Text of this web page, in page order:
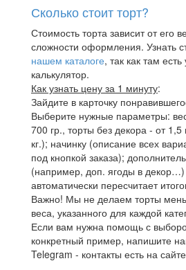
Сколько стоит торт?
Стоимость торта зависит от его
сложности оформления. Узнать
нашем каталоге, так как там
калькулятор.
Как узнать цену за 1 минуту:
Зайдите в карточку
Выберите нужные параметры:
700 гр., торты без декора - от 1,5
кг.); начинку (описание всех
под кнопкой заказа);
(например, доп. ягоды в декор…)
автоматически пересчитает
Важно! Мы не делаем торты
веса, указанного для каждой
Если вам нужна помощь с
конкретный пример, напишите
Telegram - контакты есть на